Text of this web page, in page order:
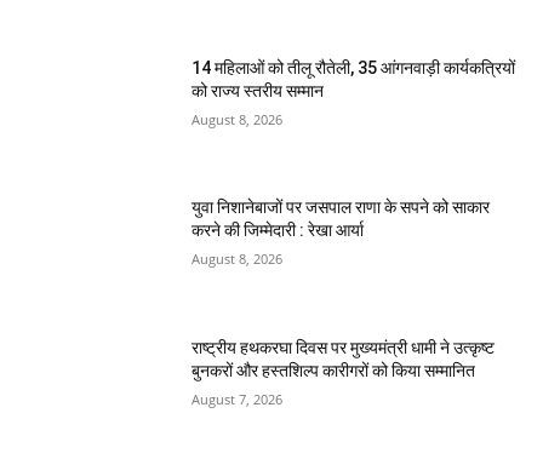
14 महिलाओं को तीलू रौतेली, 35 आंगनवाड़ी कार्यकत्रियों
को राज्य स्तरीय सम्मान
August 8, 2026
युवा निशानेबाजों पर जसपाल राणा के सपने को साकार
करने की जिम्मेदारी : रेखा आर्या
August 8, 2026
राष्ट्रीय हथकरघा दिवस पर मुख्यमंत्री धामी ने उत्कृष्ट
बुनकरों और हस्तशिल्प कारीगरों को किया सम्मानित
August 7, 2026